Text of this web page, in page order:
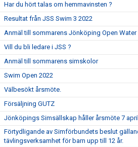
Har du hört talas om hemmavinsten ?
Resultat från JSS Swim 3 2022
Anmäl till sommarens Jönköping Open Water
Vill du bli ledare i JSS ?
Anmäl till sommarens simskolor
Swim Open 2022
Välbesökt årsmöte.
Försäljning GUTZ
Jönköpings Simsällskap håller årsmöte 7
Förtydligande av Simförbundets beslut
tävlingsverksamhet för barn upp till 12 år.